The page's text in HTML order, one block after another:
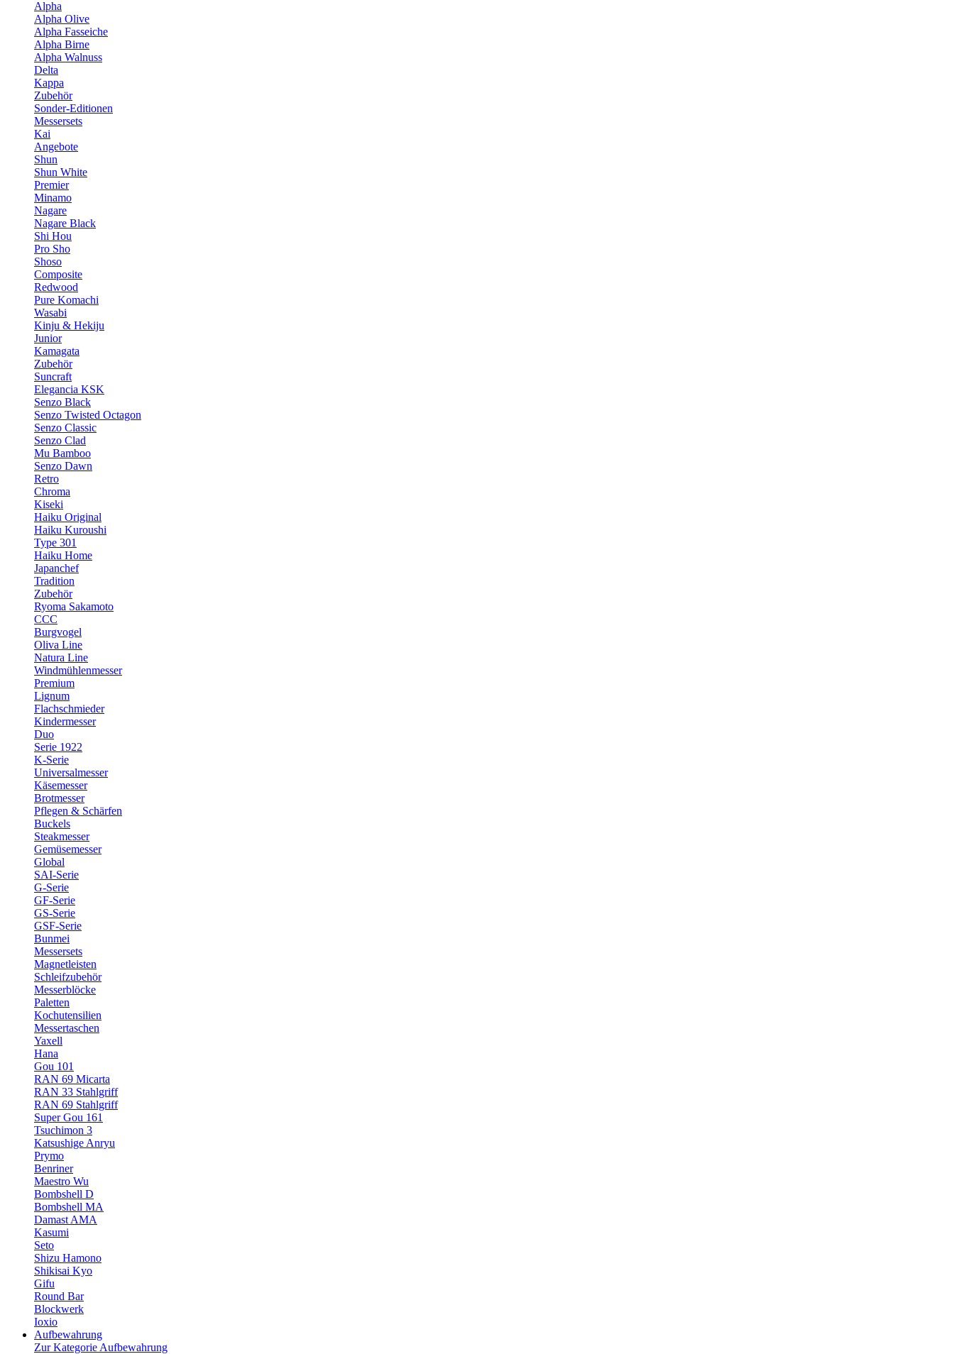
Alpha
Alpha Olive
Alpha Fasseiche
Alpha Birne
Alpha Walnuss
Delta
Kappa
Zubehör
Sonder-Editionen
Messersets
Kai
Angebote
Shun
Shun White
Premier
Minamo
Nagare
Nagare Black
Shi Hou
Pro Sho
Shoso
Composite
Redwood
Pure Komachi
Wasabi
Kinju & Hekiju
Junior
Kamagata
Zubehör
Suncraft
Elegancia KSK
Senzo Black
Senzo Twisted Octagon
Senzo Classic
Senzo Clad
Mu Bamboo
Senzo Dawn
Retro
Chroma
Kiseki
Haiku Original
Haiku Kuroushi
Type 301
Haiku Home
Japanchef
Tradition
Zubehör
Ryoma Sakamoto
CCC
Burgvogel
Oliva Line
Natura Line
Windmühlenmesser
Premium
Lignum
Flachschmieder
Kindermesser
Duo
Serie 1922
K-Serie
Universalmesser
Käsemesser
Brotmesser
Pflegen & Schärfen
Buckels
Steakmesser
Gemüsemesser
Global
SAI-Serie
G-Serie
GF-Serie
GS-Serie
GSF-Serie
Bunmei
Messersets
Magnetleisten
Schleifzubehör
Messerblöcke
Paletten
Kochutensilien
Messertaschen
Yaxell
Hana
Gou 101
RAN 69 Micarta
RAN 33 Stahlgriff
RAN 69 Stahlgriff
Super Gou 161
Tsuchimon 3
Katsushige Anryu
Prymo
Benriner
Maestro Wu
Bombshell D
Bombshell MA
Damast AMA
Kasumi
Seto
Shizu Hamono
Shikisai Kyo
Gifu
Round Bar
Blockwerk
Ioxio
Aufbewahrung
Zur Kategorie Aufbewahrung